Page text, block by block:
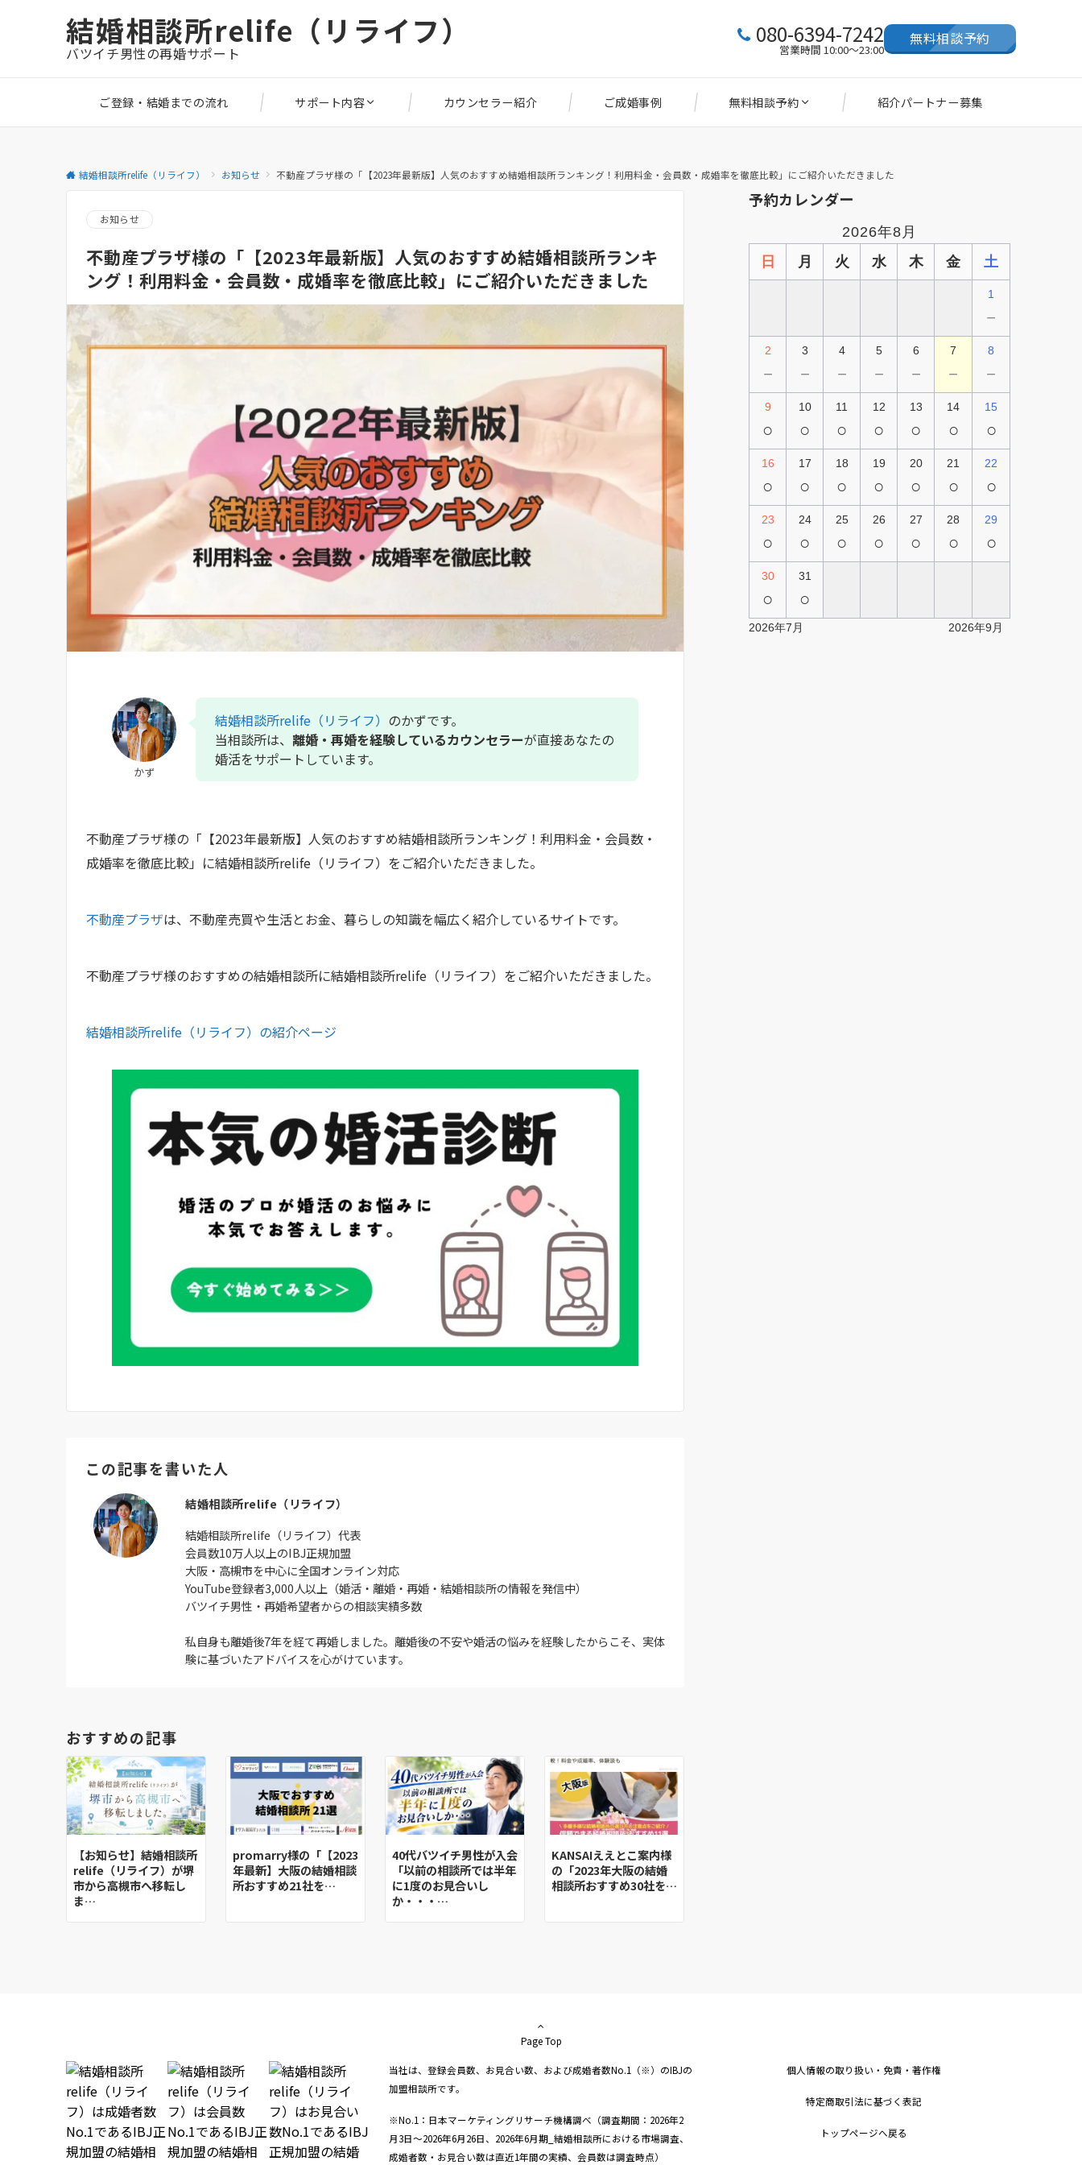
結婚相談所relife（リライフ）
バツイチ男性の再婚サポート
080-6394-7242
営業時間 10:00～23:00
無料相談予約
ご登録・結婚までの流れ サポート内容 カウンセラー紹介 ご成婚事例 無料相談予約 紹介パートナー募集
結婚相談所relife（リライフ） お知らせ 不動産プラザ様の「【2023年最新版】人気のおすすめ結婚相談所ランキング！利用料金・会員数・成婚率を徹底比較」にご紹介いただきました
お知らせ
不動産プラザ様の「【2023年最新版】人気のおすすめ結婚相談所ランキ
ング！利用料金・会員数・成婚率を徹底比較」にご紹介いただきました
かず
結婚相談所relife（リライフ） のかずです。
当相談所は、 離婚・再婚を経験しているカウンセラーが直接あなたの
婚活をサポートしています。
不動産プラザ様の「【2023年最新版】人気のおすすめ結婚相談所ランキング！利用料金・会員数・
成婚率を徹底比較」に結婚相談所relife（リライフ）をご紹介いただきました。
不動産プラザは、不動産売買や生活とお金、暮らしの知識を幅広く紹介しているサイトです。
不動産プラザ様のおすすめの結婚相談所に結婚相談所relife（リライフ）をご紹介いただきました。
結婚相談所relife（リライフ）の紹介ページ
この記事を書いた人
結婚相談所relife（リライフ）
結婚相談所relife（リライフ）代表
会員数10万人以上のIBJ正規加盟
大阪・高槻市を中心に全国オンライン対応
YouTube登録者3,000人以上（婚活・離婚・再婚・結婚相談所の情報を発信中）
バツイチ男性・再婚希望者からの相談実績多数
私自身も離婚後7年を経て再婚しました。離婚後の不安や婚活の悩みを経験したからこそ、実体
験に基づいたアドバイスを心がけています。
おすすめの記事
【お知らせ】結婚相談所
relife（リライフ）が堺
市から高槻市へ移転し
ま…
promarry様の「【2023
年最新】大阪の結婚相談
所おすすめ21社を…
40代バツイチ男性が入会
「以前の相談所では半年
に1度のお見合いし
か・・・…
KANSAIええとこ案内様
の「2023年大阪の結婚
相談所おすすめ30社を…
予約カレンダー
2026年8月
日
月 火 水 木 金 土
1
－
2
－
3
－
4
－
5
－
6
－
7
－
8
－
9
○
10
○
11
○
12
○
13
○
14
○
15
○
16
○
17
○
18
○
19
○
20
○
21
○
22
○
23
○
24
○
25
○
26
○
27
○
28
○
29
○
30
○
31
○
2026年7月 2026年9月
Page Top
当社は、登録会員数、お見合い数、および成婚者数No.1（※）のIBJの
加盟相談所です。
※No.1：日本マーケティングリサーチ機構調べ（調査期間：2026年2
月3日～2026年6月26日、2026年6月期_結婚相談所における市場調査、
成婚者数・お見合い数は直近1年間の実績、会員数は調査時点）
個人情報の取り扱い・免責・著作権
特定商取引法に基づく表記
トップページへ戻る